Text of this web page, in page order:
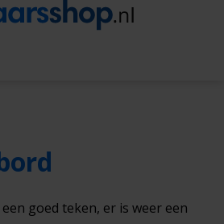
goed teken, er is weer een